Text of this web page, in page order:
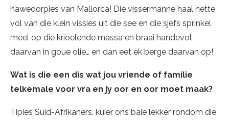
hawedorpies van Mallorca! Die vissermanne haal nette
vol van die klein vissies uit die see en die sjefs sprinkel
meel op die krioelende massa en braai handevol
daarvan in goue olie… en dan eet ek berge daarvan op!
Wat is die een dis wat jou vriende of familie
telkemale voor vra en jy oor en oor moet maak?
Tipies Suid-Afrikaners, kuier ons baie lekker rondom die